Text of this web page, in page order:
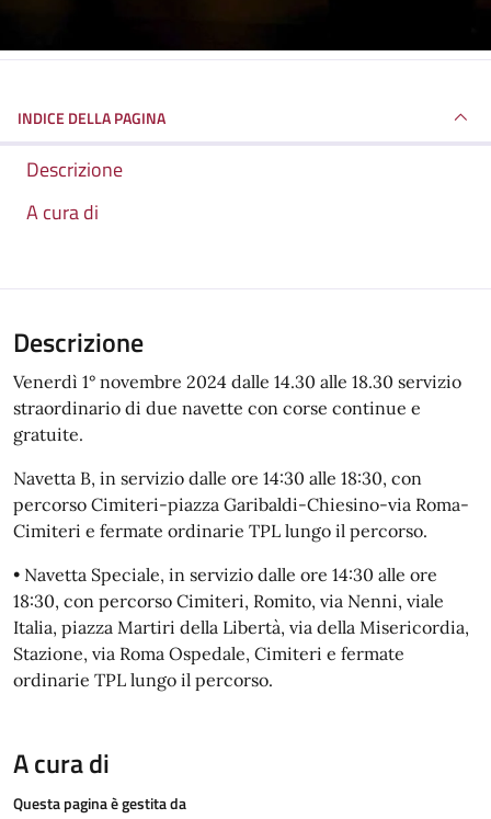
INDICE DELLA PAGINA
Descrizione
A cura di
Descrizione
Venerdì 1° novembre 2024 dalle 14.30 alle 18.30 servizio
straordinario di due navette con corse continue e
gratuite.
Navetta B, in servizio dalle ore 14:30 alle 18:30, con
percorso Cimiteri-piazza Garibaldi-Chiesino-via Roma-
Cimiteri e fermate ordinarie TPL lungo il percorso.
• Navetta Speciale, in servizio dalle ore 14:30 alle ore
18:30, con percorso Cimiteri, Romito, via Nenni, viale
Italia, piazza Martiri della Libertà, via della Misericordia,
Stazione, via Roma Ospedale, Cimiteri e fermate
ordinarie TPL lungo il percorso.
A cura di
Questa pagina è gestita da